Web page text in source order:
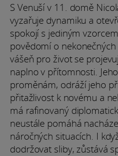
S Venuší v 11. domě
vyzařuje dynamiku a
spokojí s jediným
povědomí o
vášeň pro život se
naplno v přítomnosti.
proměnám, odráží jeho
přitažlivost k novému a
má rafinovaný
neustále pomáhá
náročných situacích. I
dodržovat sliby, zůstává